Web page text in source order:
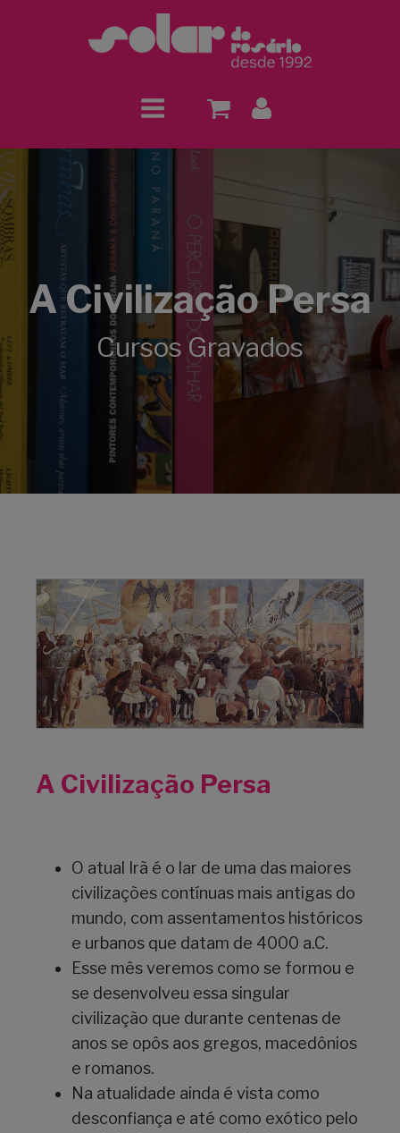
A Civilização Persa
Cursos Gravados
A Civilização Persa
O atual Irã é o lar de uma das maiores
civilizações contínuas mais antigas do
mundo, com assentamentos históricos
e urbanos que datam de 4000 a.C.
Esse mês veremos como se formou e
se desenvolveu essa singular
civilização que durante centenas de
anos se opôs aos gregos, macedônios
e romanos.
Na atualidade ainda é vista como
desconfiança e até como exótico pelo